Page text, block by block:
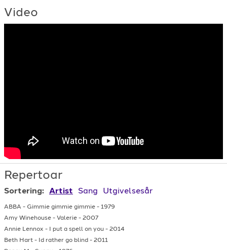
Video
Repertoar
Sortering: Artist Sang Utgivelsesår
ABBA - Gimmie gimmie gimmie - 1979
Amy Winehouse - Valerie - 2007
Annie Lennox - I put a spell on you - 2014
Beth Hart - Id rather go blind - 2011